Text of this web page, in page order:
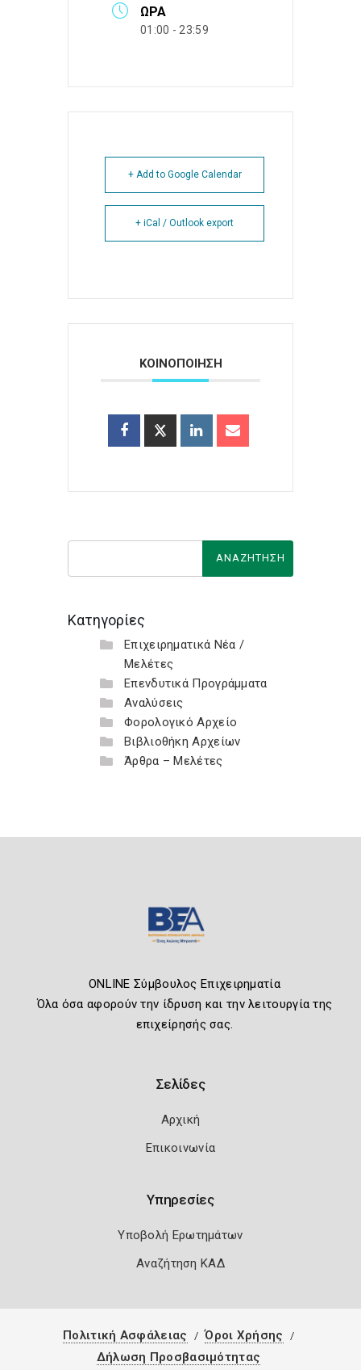
ΏΡΑ
01:00 - 23:59
+ Add to Google Calendar
+ iCal / Outlook export
ΚΟΙΝΟΠΟΙΗΣΗ
Κατηγορίες
Επιχειρηματικά Νέα /
Μελέτες
Επενδυτικά Προγράμματα
Αναλύσεις
Φορολογικό Αρχείο
Βιβλιοθήκη Αρχείων
Άρθρα – Μελέτες
ONLINE Σύμβουλος Επιχειρηματία
Όλα όσα αφορούν την ίδρυση και την λειτουργία της
επιχείρησής σας.
Σελίδες
Αρχική
Επικοινωνία
Υπηρεσίες
Υποβολή Ερωτημάτων
Αναζήτηση ΚΑΔ
Πολιτική Ασφάλειας
Όροι Χρήσης
Δήλωση Προσβασιμότητας